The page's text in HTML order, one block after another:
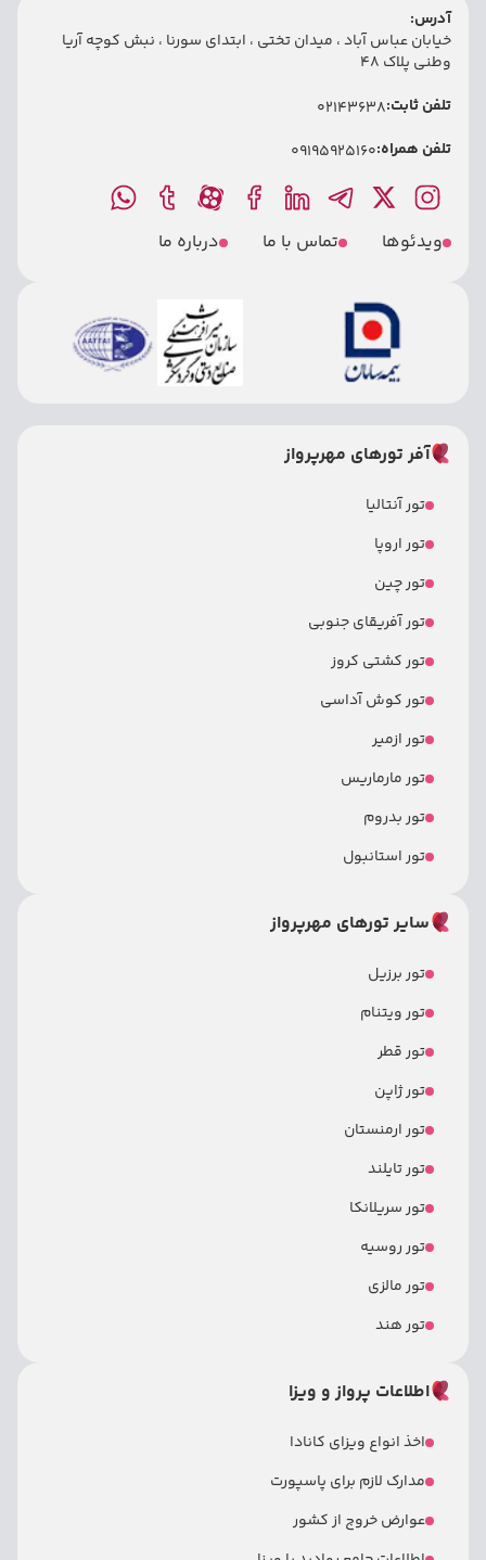
آدرس:
خیابان عباس آباد ، میدان تختی ، ابتدای سورنا ، نبش کوچه آریا
وطنی پلاک 48
تلفن ثابت:02143638
تلفن همراه:09195925160
ویدئوها تماس با ما درباره ما
آفر تورهای مهرپرواز
تور آنتالیا
تور اروپا
تور چین
تور آفریقای جنوبی
تور کشتی کروز
تور کوش آداسی
تور ازمیر
تور مارماریس
تور بدروم
تور استانبول
سایر تورهای مهرپرواز
تور برزیل
تور ویتنام
تور قطر
تور ژاپن
تور ارمنستان
تور تایلند
تور سریلانکا
تور روسیه
تور مالزی
تور هند
اطلاعات پرواز و ویزا
اخذ انواع ویزای کانادا
مدارک لازم برای پاسپورت
عوارض خروج از کشور